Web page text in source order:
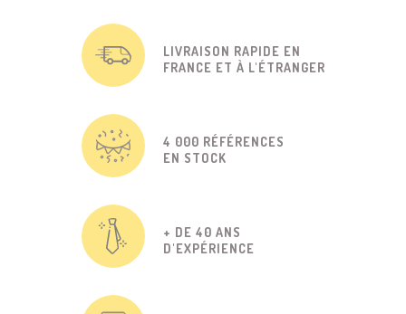
LIVRAISON RAPIDE EN
FRANCE ET À L'ÉTRANGER
4 000 RÉFÉRENCES
EN STOCK
+ DE 40 ANS
D'EXPÉRIENCE